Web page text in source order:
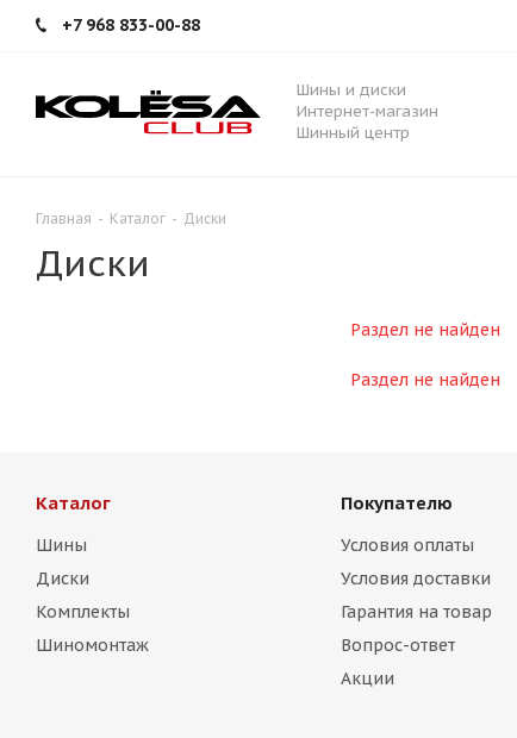
+7 968 833-00-88
Шины и диски
Интернет-магазин
Шинный центр
Главная - Каталог - Диски
Диски
Раздел не найден
Раздел не найден
Каталог
Шины
Диски
Комплекты
Шиномонтаж
Покупателю
Условия оплаты
Условия доставки
Гарантия на товар
Вопрос-ответ
Акции